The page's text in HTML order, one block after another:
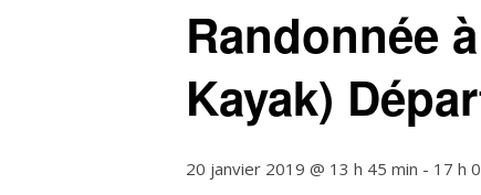
Randonnée
Kayak)
20 janvier 2019 @ 13 h 45 min - 17 h